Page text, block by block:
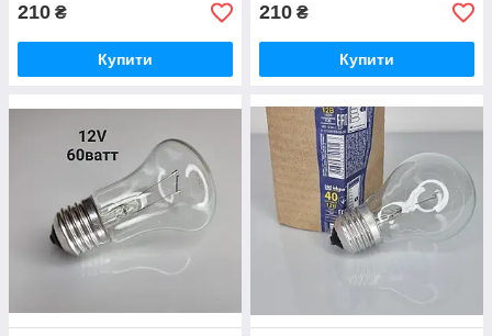
210 ₴
Купити
210 ₴
Купити